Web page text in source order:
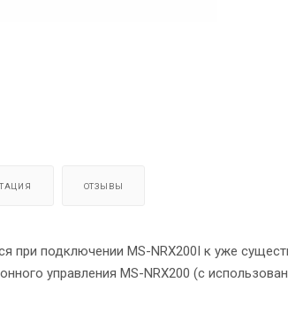
ОТЗЫВЫ
при подключении MS-NRX200I к уже
управления MS-NRX200 (с